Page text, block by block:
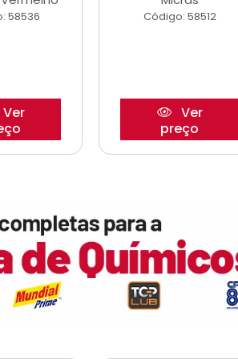
58536
Ver
Código: 58512
Ver
preço